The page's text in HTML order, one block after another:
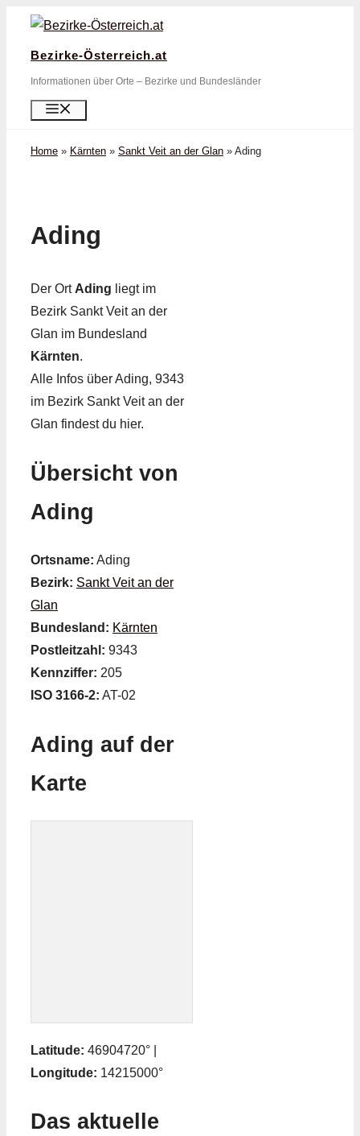
Zum
springen
Bezirke-Österreich.at
Informationen über Orte – Bezirke und Bundesländer
Home » Kärnten » Sankt Veit an der Glan » Ading
Ading
Der OrtAding liegt im
Bezirk Sankt Veit an der
Glan im Bundesland
Kärnten.
Alle Infos über Ading, 9343
im Bezirk Sankt Veit an der
Glan findest du hier.
Übersicht von
Ading
Ortsname: Ading
Bezirk: Sankt Veit an der
Glan
Bundesland: Kärnten
Postleitzahl: 9343
Kennziffer: 205
ISO 3166-2: AT-02
Ading auf der
Karte
Latitude: 46904720° |
Longitude: 14215000°
Das aktuelle